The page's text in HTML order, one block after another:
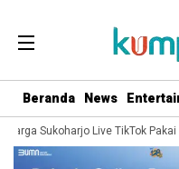
Beranda News
Sukoharjo Live TikTok